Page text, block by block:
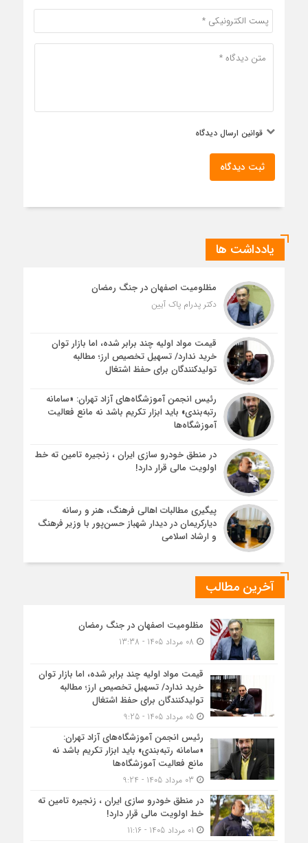
قوانین ارسال دیدگاه
ثبت دیدگاه
یادداشت ها
مظلومیت اصفهان در جنگ رمضان
دکتر پدرام پاک آیین
قیمت مواد اولیه چند برابر شده، اما بازار توان
خرید ندارد/ تسهیل تخصیص ارز؛ مطالبه
تولیدکنندگان برای حفظ اشتغال
رئیس انجمن آموزشگاه‌های آزاد تهران: «سامانه
رتبه‌بندی» باید ابزار تکریم باشد نه مانع فعالیت
آموزشگاه‌ها
در منطق خودرو سازی ایران ، زنجیره تامین ته خط
اولویت مالی قرار دارد!
پیگیری مطالبات اهالی فرهنگ، هنر و رسانه
دیارکریمان در دیدار شهباز حسن‌پور با وزیر فرهنگ
و ارشاد اسلامی
آخرین مطالب
مظلومیت اصفهان در جنگ رمضان
قیمت مواد اولیه چند برابر شده، اما بازار توان
خرید ندارد/ تسهیل تخصیص ارز؛ مطالبه
تولیدکنندگان برای حفظ اشتغال
05 مرداد 1405 - 9:25
رئیس انجمن آموزشگاه‌های آزاد تهران:
«سامانه رتبه‌بندی» باید ابزار تکریم باشد نه
مانع فعالیت آموزشگاه‌ها
در منطق خودرو سازی ایران ، زنجیره تامین ته
خط اولویت مالی قرار دارد!